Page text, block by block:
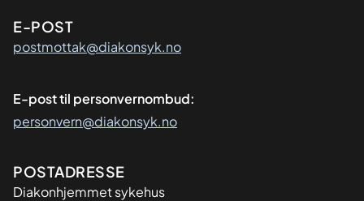
E-POST
postmottak@diakonsyk.no
E-post til personvernombud:
personvern@diakonsyk.no
Adresse
POSTADRESSE
Diakonhjemmet sykehus